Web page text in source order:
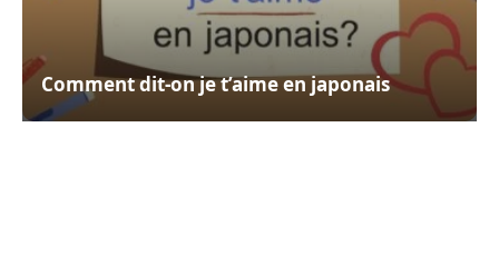
Comment dit-on je t’aime en japonais